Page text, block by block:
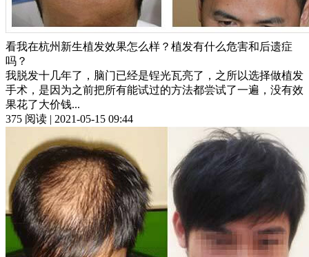
看我在杭州新生植发效果怎么样？植发有什么危害和后遗症
吗？
我脱发十几年了，脑门已经是锃光瓦亮了，之所以选择做植发
手术，是因为之前把所有能试过的方法都尝试了一遍，没有效
果花了大价钱...
375 阅读 | 2021-05-15 09:44